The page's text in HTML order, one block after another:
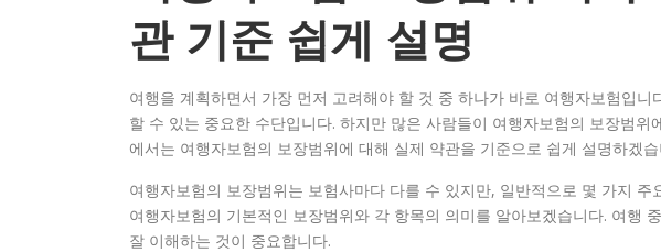
관 기준 쉽게 설명
여행을 계획하면서 가장 먼저 고려해야 할 것 중 하나가 바로 여행자보험입
할 수 있는 중요한 수단입니다. 하지만 많은 사람들이 여행자보험의 보장범
에서는 여행자보험의 보장범위에 대해 실제 약관을 기준으로 쉽게 설명하겠습
여행자보험의 보장범위는 보험사마다 다를 수 있지만, 일반적으로 몇 가지
여행자보험의 기본적인 보장범위와 각 항목의 의미를 알아보겠습니다. 여행
잘 이해하는 것이 중요합니다.